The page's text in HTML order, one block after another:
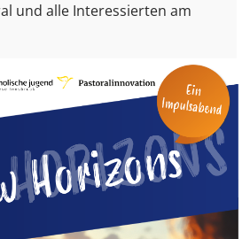
und alle Interessierten am